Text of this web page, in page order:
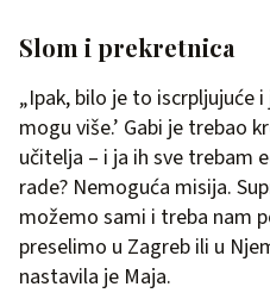
Slom i prekretnica
„Ipak, bilo je to iscrpljujuće
mogu više.’ Gabi je trebao
učitelja – i ja ih sve trebam
rade? Nemoguća misija.
možemo sami i treba nam
preselimo u Zagreb ili u
nastavila je Maja.